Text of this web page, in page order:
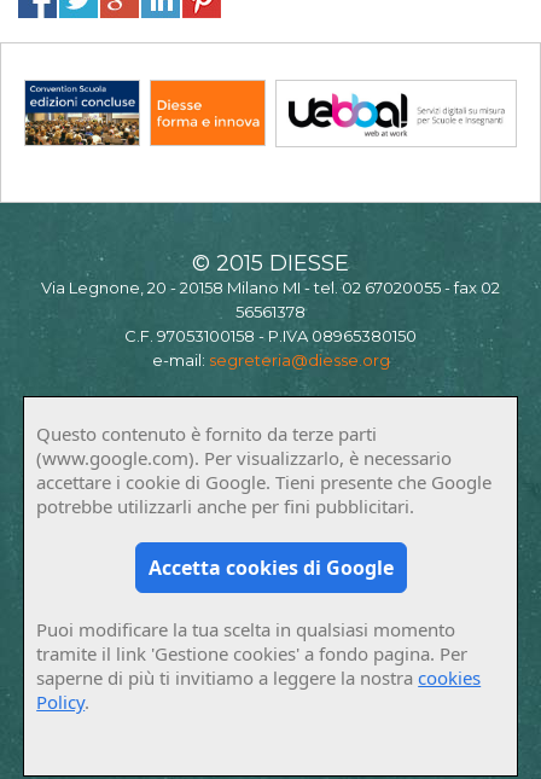
© 2015 DIESSE
Via Legnone, 20 - 20158 Milano MI - tel. 02 67020055 - fax 02
56561378
C.F. 97053100158 - P.IVA 08965380150
e-mail: segreteria@diesse.org
Questo contenuto è fornito da terze parti
(www.google.com). Per visualizzarlo, è necessario
accettare i cookie di Google. Tieni presente che Google
potrebbe utilizzarli anche per fini pubblicitari.
Accetta cookies di Google
Puoi modificare la tua scelta in qualsiasi momento
tramite il link 'Gestione cookies' a fondo pagina. Per
saperne di più ti invitiamo a leggere la nostracookies
Policy.